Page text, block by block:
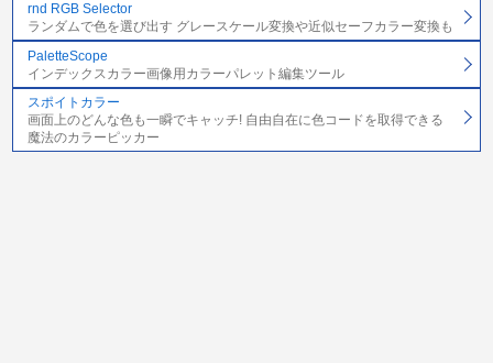
rnd RGB Selector
ランダムで色を選び出す グレースケール変換や近似セーフカラー変換も
PaletteScope
インデックスカラー画像用カラーパレット編集ツール
スポイトカラー
画面上のどんな色も一瞬でキャッチ! 自由自在に色コードを取得できる
魔法のカラーピッカー